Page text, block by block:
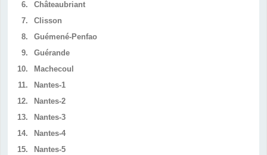
6.
Châteaubriant
7.
Clisson
8.
Guémené-Penfao
9.
Guérande
10.
Machecoul
11.
Nantes-1
12.
Nantes-2
13.
Nantes-3
14.
Nantes-4
15.
Nantes-5